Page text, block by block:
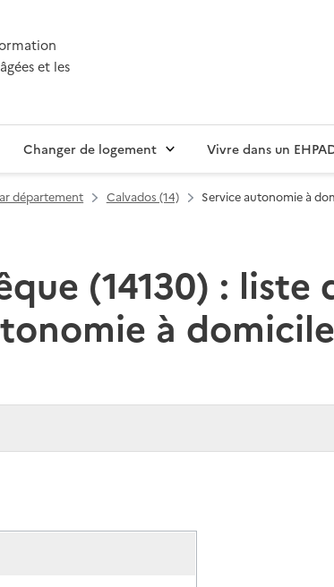
et les
Changer de logement Vivre dans un
département Calvados (14) Service autonomie à
(14130) : liste
à